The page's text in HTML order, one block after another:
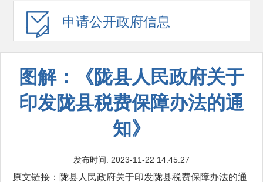
申请公开政府信息
图解：《陇县人民政府关于
印发陇县税费保障办法的通
知》
发布时间: 2023-11-22 14:45:27
原文链接： 陇县人民政府关于印发陇县税费保障办法的通